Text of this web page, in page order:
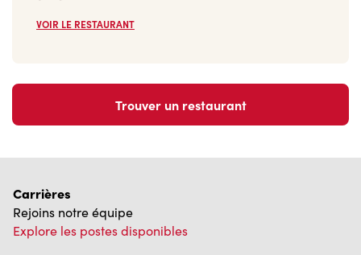
VOIR LE RESTAURANT
Trouver un restaurant
Carrières
Rejoins notre équipe
Explore les postes disponibles